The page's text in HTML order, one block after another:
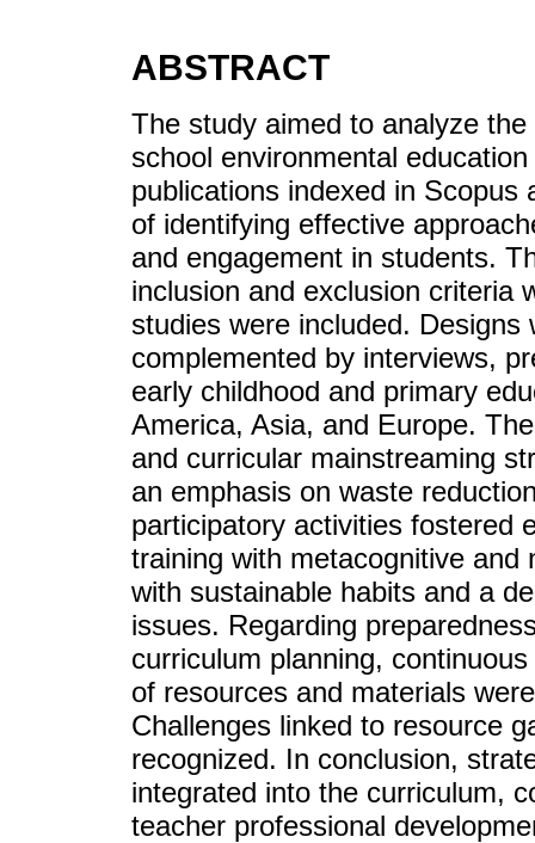
ABSTRACT
The study aimed to analyze
school environmental
publications indexed in
of identifying effective
and engagement in students.
inclusion and exclusion criteria
studies were included.
complemented by interviews,
early childhood and primary
America, Asia, and Europe.
and curricular mainstreaming
an emphasis on waste
participatory activities fostered
training with metacognitive and
with sustainable habits and a
issues. Regarding
curriculum planning,
of resources and materials
Challenges linked to resource
recognized. In conclusion,
integrated into the curriculum,
teacher professional